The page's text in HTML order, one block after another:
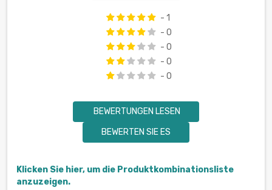
- 1
- 0
- 0
- 0
- 0
BEWERTUNGEN LESEN
BEWERTEN SIE ES
Klicken Sie hier, um die Produktkombinationsliste
anzuzeigen.